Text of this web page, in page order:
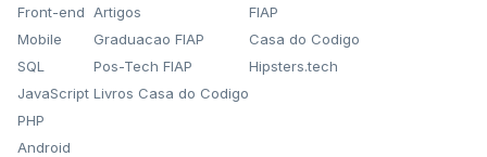
Front-end
Mobile
SQL
JavaScript
PHP
Android
Artigos
Graduacao FIAP
Pos-Tech FIAP
Livros Casa do Codigo
FIAP
Casa do Codigo
Hipsters.tech